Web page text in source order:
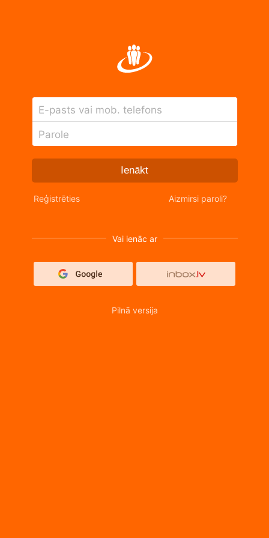
E-pasts vai mob. telefons
Parole
Ienākt
Reģistrēties Aizmirsi paroli?
Vai ienāc ar
Pilnā versija